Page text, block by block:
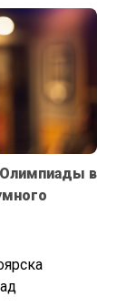
Олимпиады в